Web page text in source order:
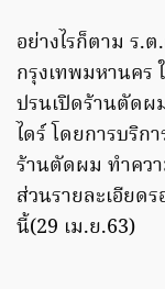
อย่างไรก็ตาม ร.
กรุงเทพมหานค
ปรนเปิดร้านตัดผ
ไดร์ โดยการบริก
ร้านตัดผม ทำคว
ส่วนรายละเอียด
นี้(29 เม.ย.63)